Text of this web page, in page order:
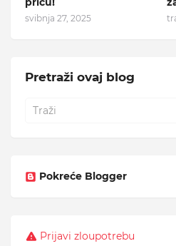
svibnja 27, 2025
Pretraži ovaj blog
Pokreće Blogger
Prijavi zloupotrebu